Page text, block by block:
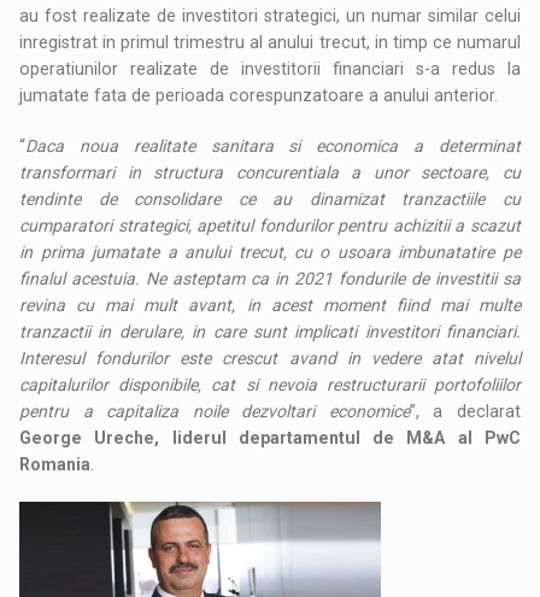
au fost realizate de investitori strategici, un numar similar celui
inregistrat in primul trimestru al anului trecut, in timp ce numarul
operatiunilor realizate de investitorii financiari s-a redus la
jumatate fata de perioada corespunzatoare a anului anterior.
“Daca noua realitate sanitara si economica a determinat
transformari in structura concurentiala a unor sectoare, cu
tendinte de consolidare ce au dinamizat tranzactiile cu
cumparatori strategici, apetitul fondurilor pentru achizitii a scazut
in prima jumatate a anului trecut, cu o usoara imbunatatire pe
finalul acestuia. Ne asteptam ca in 2021 fondurile de investitii sa
revina cu mai mult avant, in acest moment fiind mai multe
tranzactii in derulare, in care sunt implicati investitori financiari.
Interesul fondurilor este crescut avand in vedere atat nivelul
capitalurilor disponibile, cat si nevoia restructurarii portofoliilor
pentru a capitaliza noile dezvoltari economice”, a declarat
George Ureche, liderul departamentul de M&A al PwC
Romania